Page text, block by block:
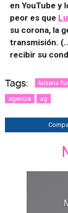
en YouTube y
peor es que
su corona, la
transmisión.
recibir su
Tags: luciana
agencia ag